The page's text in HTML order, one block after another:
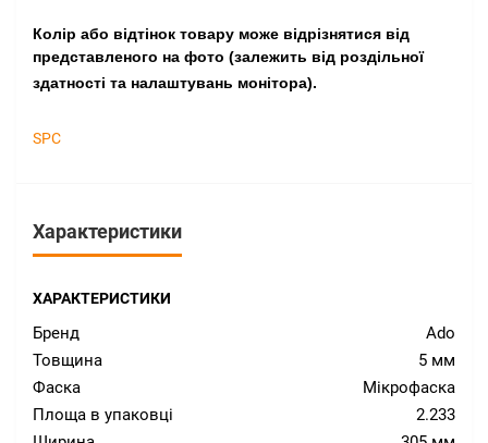
Колір або відтінок товару може відрізнятися від
представленого на фото (залежить від роздільної
здатності та налаштувань монітора).
SPC
Характеристики
ХАРАКТЕРИСТИКИ
Бренд
Ado
Товщина
5 мм
Фаска
Мікрофаска
Площа в упаковці
2.233